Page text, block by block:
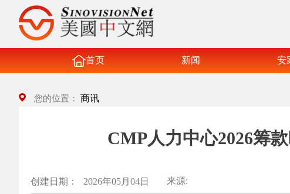
首页 新闻 安
您的位置： 商讯
CMP人力中心2026筹
创建日期： 2026年05月04日 来源: